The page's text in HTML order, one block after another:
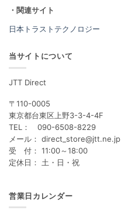
・関連サイト
日本トラストテクノロジー
当サイトについて
JTT Direct
〒110-0005
東京都台東区上野3-3-4-4F
TEL： 090-6508-8229
メール： direct_store@jtt.ne.jp
受 付： 11:00～18:00
定休日： 土・日・祝
営業日カレンダー